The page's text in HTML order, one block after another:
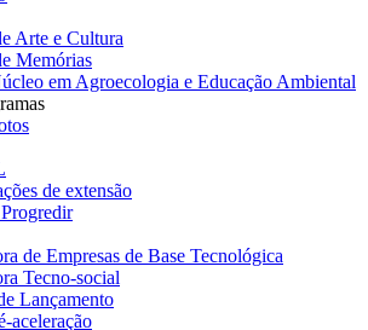
Arte e Cultura
Memórias
em Agroecologia e Educação Ambiental
de extensão
de Empresas de Base Tecnológica
Tecno-social
Lançamento
aceleração